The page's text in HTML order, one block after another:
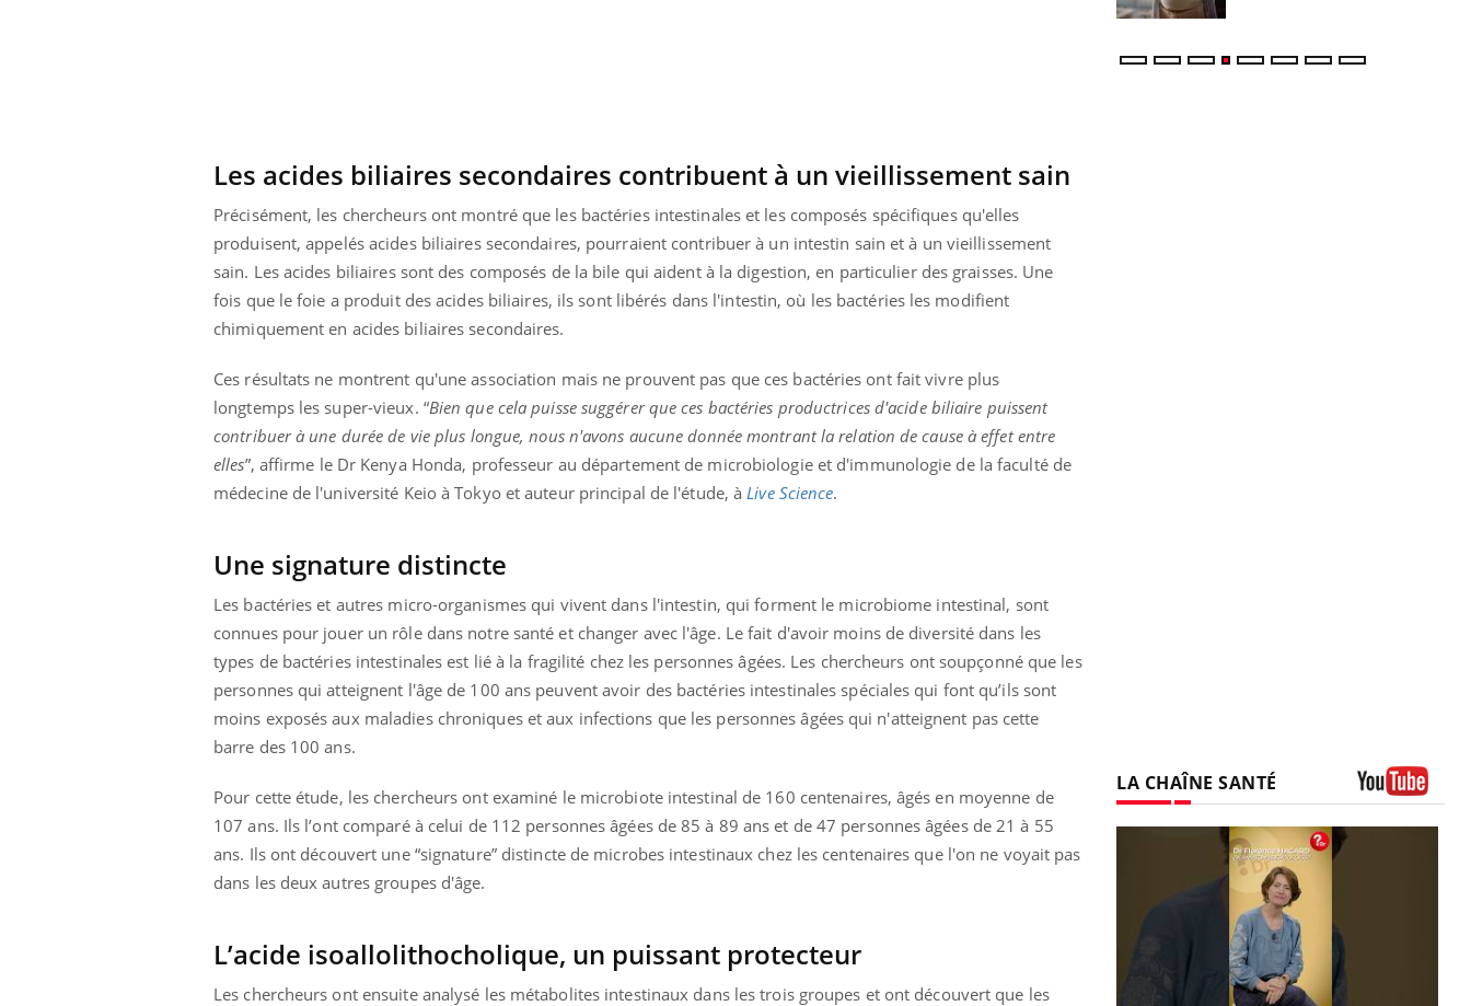
Les acides biliaires secondaires contribuent à un vieillissement sain
Précisément, les chercheurs ont montré que les bactéries intestinales et les composés spécifiques qu'elles
produisent, appelés acides biliaires secondaires, pourraient contribuer à un intestin sain et à un vieillissement
sain. Les acides biliaires sont des composés de la bile qui aident à la digestion, en particulier des graisses. Une
fois que le foie a produit des acides biliaires, ils sont libérés dans l'intestin, où les bactéries les modifient
chimiquement en acides biliaires secondaires.
Ces résultats ne montrent qu'une association mais ne prouvent pas que ces bactéries ont fait vivre plus
longtemps les super-vieux. “Bien que cela puisse suggérer que ces bactéries productrices d'acide biliaire puissent
contribuer à une durée de vie plus longue, nous n'avons aucune donnée montrant la relation de cause à effet entre
elles”, affirme le Dr Kenya Honda, professeur au département de microbiologie et d'immunologie de la faculté de
médecine de l'université Keio à Tokyo et auteur principal de l'étude, à Live Science.
Une signature distincte
Les bactéries et autres micro-organismes qui vivent dans l'intestin, qui forment le microbiome intestinal, sont
connues pour jouer un rôle dans notre santé et changer avec l'âge. Le fait d'avoir moins de diversité dans les
types de bactéries intestinales est lié à la fragilité chez les personnes âgées. Les chercheurs ont soupçonné que les
personnes qui atteignent l'âge de 100 ans peuvent avoir des bactéries intestinales spéciales qui font qu’ils sont
moins exposés aux maladies chroniques et aux infections que les personnes âgées qui n'atteignent pas cette
barre des 100 ans.
Pour cette étude, les chercheurs ont examiné le microbiote intestinal de 160 centenaires, âgés en moyenne de
107 ans. Ils l’ont comparé à celui de 112 personnes âgées de 85 à 89 ans et de 47 personnes âgées de 21 à 55
ans. Ils ont découvert une “signature” distincte de microbes intestinaux chez les centenaires que l'on ne voyait pas
dans les deux autres groupes d'âge.
L’acide isoallolithocholique, un puissant protecteur
Les chercheurs ont ensuite analysé les métabolites intestinaux dans les trois groupes et ont découvert que les
LA CHAÎNE SANTÉ